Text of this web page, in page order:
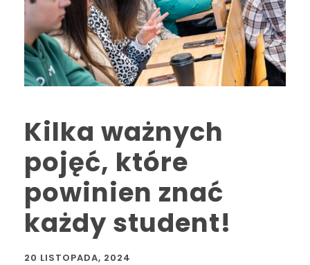
Kilka ważnych
pojęć, które
powinien znać
każdy student!
20 LISTOPADA, 2024